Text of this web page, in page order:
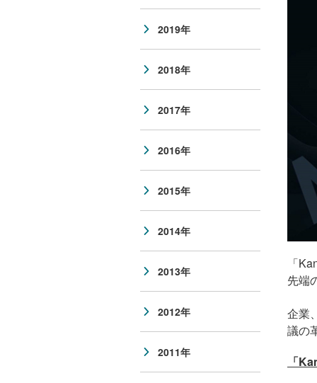
「
先端
企業
議の
「
2019年
2018年
2017年
2016年
2015年
2014年
2013年
2012年
2011年